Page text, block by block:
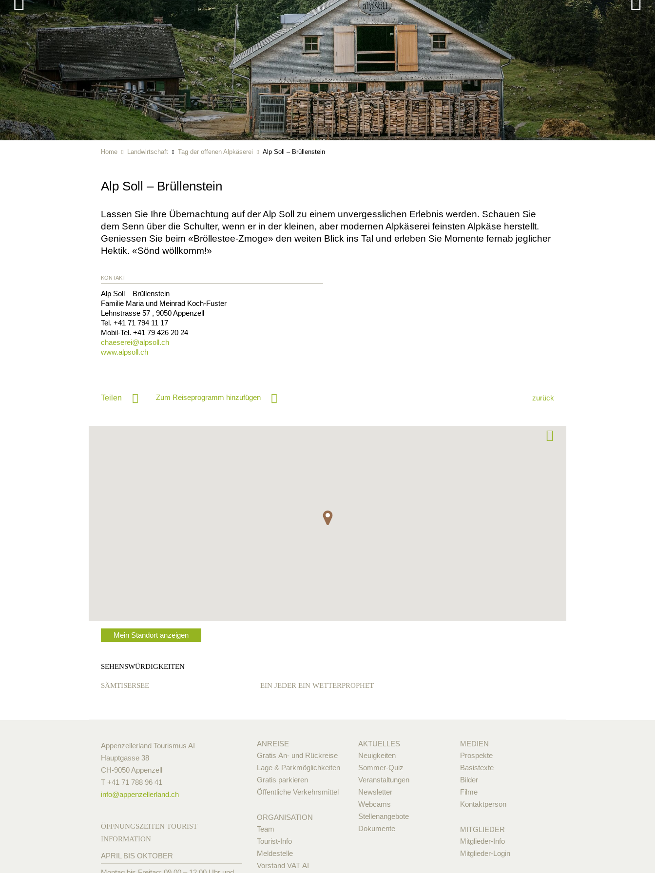
Home Landwirtschaft Tag der offenen Alpkäserei Alp Soll – Brüllenstein
Alp Soll – Brüllenstein
Lassen Sie Ihre Übernachtung auf der Alp Soll zu einem unvergesslichen Erlebnis werden. Schauen Sie
dem Senn über die Schulter, wenn er in der kleinen, aber modernen Alpkäserei feinsten Alpkäse herstellt.
Geniessen Sie beim «Bröllestee-Zmoge» den weiten Blick ins Tal und erleben Sie Momente fernab jeglicher
Hektik. «Sönd wöllkomm!»
KONTAKT
Alp Soll – Brüllenstein
Familie Maria und Meinrad Koch-Fuster
Lehnstrasse 57 , 9050Appenzell
Tel. +41 71 794 11 17
Mobil-Tel. +41 79 426 20 24
chaeserei@alpsoll.ch
www.alpsoll.ch
Teilen Zum Reiseprogramm hinzufügen zurück
Mein Standort anzeigen
SEHENSWÜRDIGKEITEN
SÄMTISERSEE EIN JEDER EIN WETTERPROPHET
Appenzellerland Tourismus AI
Hauptgasse 38
CH-9050 Appenzell
T +41 71 788 96 41
info@appenzellerland.ch
ÖFFNUNGSZEITEN TOURIST
INFORMATION
APRIL BIS OKTOBER
ANREISE
Gratis An- und Rückreise
Lage & Parkmöglichkeiten
Gratis parkieren
Öffentliche Verkehrsmittel
ORGANISATION
Team
Tourist-Info
Meldestelle
Vorstand VAT AI
AKTUELLES
Neuigkeiten
Sommer-Quiz
Veranstaltungen
Newsletter
Webcams
Stellenangebote
Dokumente
MEDIEN
Prospekte
Basistexte
Bilder
Filme
Kontaktperson
MITGLIEDER
Mitglieder-Info
Mitglieder-Login